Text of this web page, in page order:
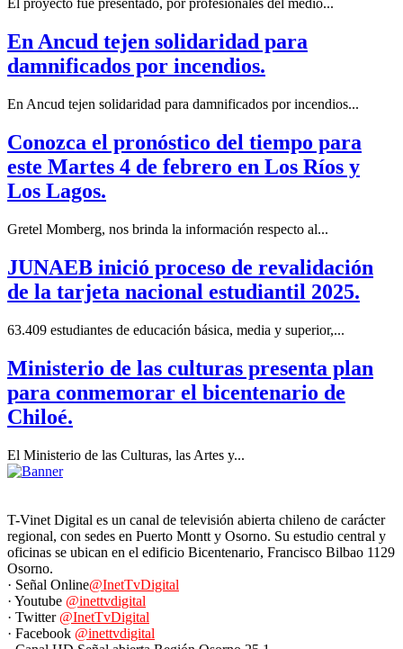
El proyecto fue presentado, por profesionales del medio...
En Ancud tejen solidaridad para
damnificados por incendios.
En Ancud tejen solidaridad para damnificados por incendios...
Conozca el pronóstico del tiempo para
este Martes 4 de febrero en Los Ríos y
Los Lagos.
Gretel Momberg, nos brinda la información respecto al...
JUNAEB inició proceso de revalidación
de la tarjeta nacional estudiantil 2025.
63.409 estudiantes de educación básica, media y superior,...
Ministerio de las culturas presenta plan
para conmemorar el bicentenario de
Chiloé.
El Ministerio de las Culturas, las Artes y...
T-Vinet Digital es un canal de televisión abierta chileno de carácter
regional, con sedes en Puerto Montt y Osorno. Su estudio central y
oficinas se ubican en el edificio Bicentenario, Francisco Bilbao 1129
Osorno.
· Señal Online@InetTvDigital
· Youtube @inettvdigital
· Twitter @InetTvDigital
· Facebook @inettvdigital